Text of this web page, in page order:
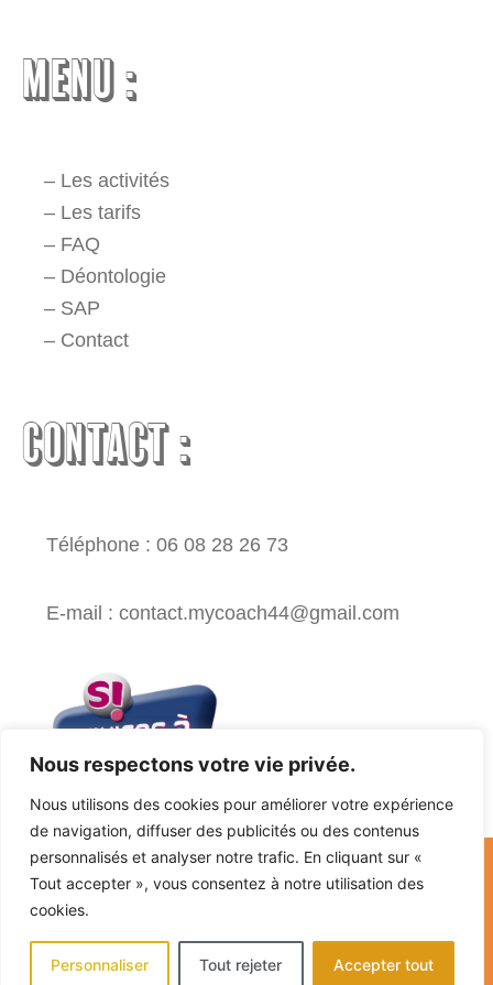
Nous respectons votre vie privée.
Nous utilisons des cookies pour améliorer votre expérience
de navigation, diffuser des publicités ou des contenus
personnalisés et analyser notre trafic. En cliquant sur «
Tout accepter », vous consentez à notre utilisation des
cookies.
Personnaliser Tout rejeter Accepter tout
MENU :
– Les activités
– Les tarifs
– FAQ
– Déontologie
– SAP
– Contact
CONTACT :
Téléphone : 06 08 28 26 73
E-mail : contact.mycoach44@gmail.com
Mentions légales -
générales de vente
© 2023 App' Com. Tous droits réservés.